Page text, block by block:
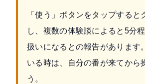
「使う」ボタンをタップすると
し、複数の体験談によると5分
扱いになるとの報告があります
いる時は、自分の番が来てから
う。